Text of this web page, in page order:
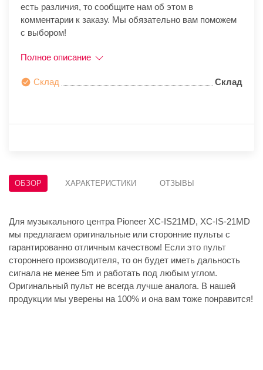
есть различия, то сообщите нам об этом в
комментарии к заказу. Мы обязательно вам поможем
с выбором!
Полное описание
Склад Склад
ОБЗОР ХАРАКТЕРИСТИКИ ОТЗЫВЫ
Для музыкального центра Pioneer XC-IS21MD, XC-IS-21MD
мы предлагаем оригинальные или сторонние пульты с
гарантированно отличным качеством! Если это пульт
стороннего производителя, то он будет иметь дальность
сигнала не менее 5m и работать под любым углом.
Оригинальный пульт не всегда лучше аналога. В нашей
продукции мы уверены на 100% и она вам тоже понравится!